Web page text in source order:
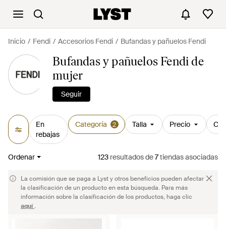
Inicio Fendi Accesorios Fendi Bufandas y pañuelos Fendi
Bufandas y pañuelos Fendi de
mujer
Seguir
En
rebajas
Categoría 2 Talla Precio
Ordenar 123 resultadosde7tiendas asociadas
La comisión que se paga a Lyst y otros beneficios pueden afectar
la clasificación de un producto en esta búsqueda. Para más
información sobre la clasificación de los productos, haga clic
aquí.